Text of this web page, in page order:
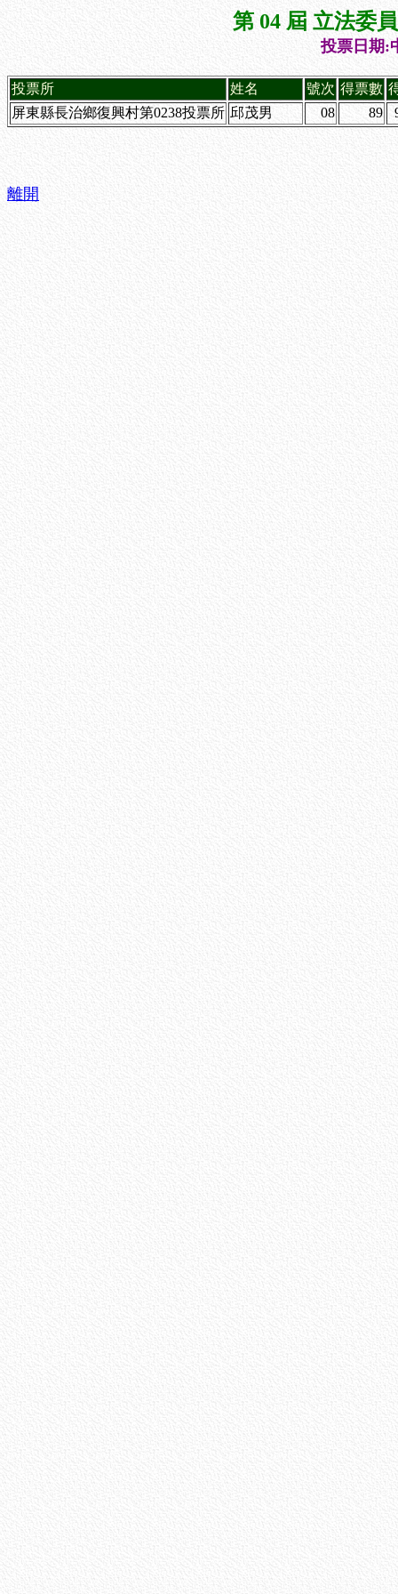
第 04 屆 立法委
投票日期:
投票所 姓名 號次 得票數
屏東縣長治鄉復興村第0238投票所 邱茂男 08 89
離開